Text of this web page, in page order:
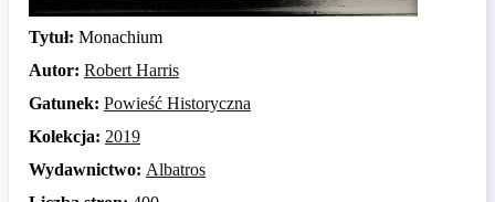
Tytuł: Monachium
Autor: Robert Harris
Gatunek: Powieść Historyczna
Kolekcja: 2019
Wydawnictwo: Albatros